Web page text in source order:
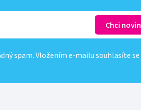
spam. Vložením e-mailu souhlasíte se